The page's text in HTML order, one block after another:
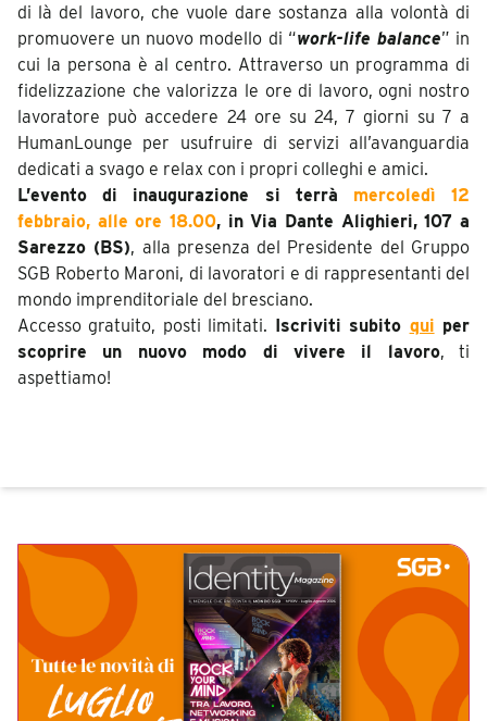
di là del lavoro, che vuole dare sostanza alla volontà di
promuovere un nuovo modello di “work-life balance” in
cui la persona è al centro. Attraverso un programma di
fidelizzazione che valorizza le ore di lavoro, ogni nostro
lavoratore può accedere 24 ore su 24, 7 giorni su 7 a
HumanLounge per usufruire di servizi all’avanguardia
dedicati a svago e relax con i propri colleghi e amici.
L’evento di inaugurazione si terrà mercoledì 12
febbraio, alle ore 18.00, in Via Dante Alighieri, 107 a
Sarezzo (BS), alla presenza del Presidente del Gruppo
SGB Roberto Maroni, di lavoratori e di rappresentanti del
mondo imprenditoriale del bresciano.
Accesso gratuito, posti limitati. Iscriviti subito qui per
scoprire un nuovo modo di vivere il lavoro, ti
aspettiamo!